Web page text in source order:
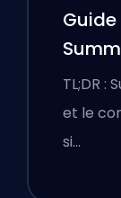
Guide
TL;DR
et le
si…